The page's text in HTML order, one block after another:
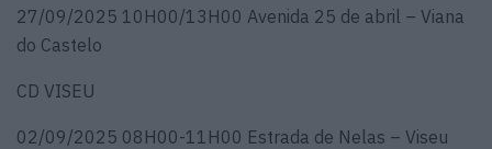
27/09/2025 10H00/13H00 Avenida 25 de abril – Viana
do Castelo
CD VISEU
02/09/2025 08H00-11H00 Estrada de Nelas – Viseu